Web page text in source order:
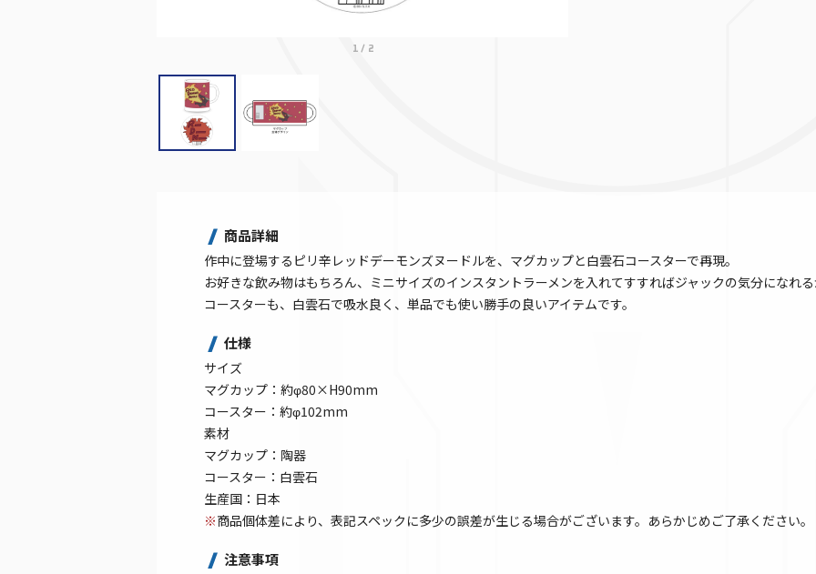
1/ 2
商品詳細
作中に登場するピリ辛レッドデーモンズヌードルを、マグカップと白雲石コースターで再現。
お好きな飲み物はもちろん、ミニサイズのインスタントラーメンを入れてすすればジャックの気分になれ
コースターも、白雲石で吸水良く、単品でも使い勝手の良いアイテムです。
仕様
サイズ
マグカップ：約φ80×H90mm
コースター：約φ102mm
素材
マグカップ：陶器
コースター：白雲石
生産国：日本
※商品個体差により、表記スペックに多少の誤差が生じる場合がございます。あらかじめご了承ください。
注意事項